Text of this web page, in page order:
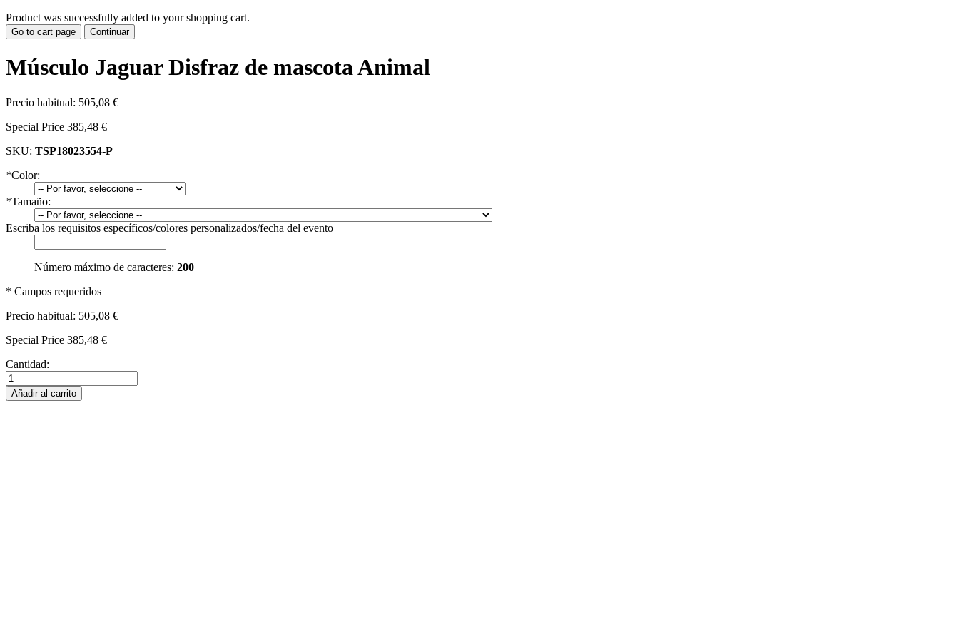
Product was successfully added to your shopping cart.
Go to cart page Continuar
Músculo Jaguar Disfraz de mascota Animal
Precio habitual: 505,08 €
Special Price 385,48 €
SKU: TSP18023554-P
*Color:
*Tamaño:
Escriba los requisitos específicos/colores personalizados/fecha del evento
Número máximo de caracteres: 200
* Campos requeridos
Precio habitual: 505,08 €
Special Price 385,48 €
Cantidad:
Añadir al carrito